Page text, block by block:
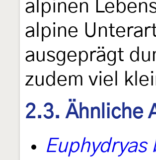
alpinen
alpine
ausgeprägt
zudem viel
2.3. Ähnliche
Euphydryas